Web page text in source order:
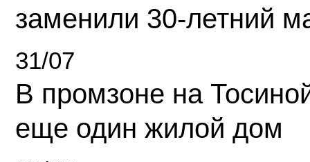
заменили 30-летний
31/07
В промзоне на
еще один жилой дом